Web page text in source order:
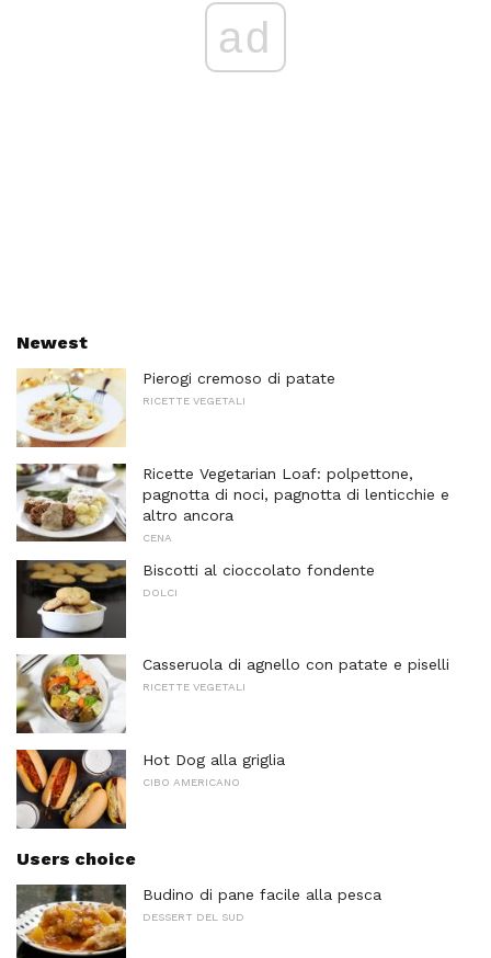
ad
Newest
Pierogi cremoso di patate
RICETTE VEGETALI
Ricette Vegetarian Loaf: polpettone,
pagnotta di noci, pagnotta di lenticchie e
altro ancora
CENA
Biscotti al cioccolato fondente
DOLCI
Casseruola di agnello con patate e piselli
RICETTE VEGETALI
Hot Dog alla griglia
CIBO AMERICANO
Users choice
Budino di pane facile alla pesca
DESSERT DEL SUD